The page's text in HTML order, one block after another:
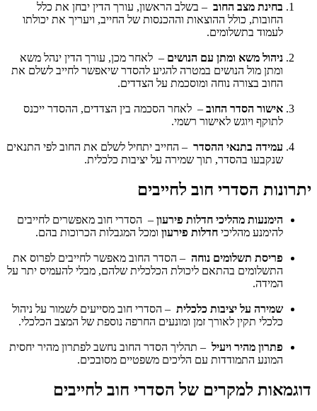
בחינת מצב החוב – בשלב הראשון, עורך הדין יבחן את כלל
החובות, כולל ההוצאות וההכנסות של החייב, ויעריך את יכולתו
לעמוד בתשלומים.
ניהול משא ומתן עם הנושים – לאחר מכן, עורך הדין ינהל משא
ומתן מול הנושים במטרה להגיע להסדר שיאפשר לחייב לשלם את
החוב בצורה נוחה ומוסכמת על הצדדים.
אישור הסדר החוב – לאחר הסכמה בין הצדדים, ההסדר ייכנס
לתוקף ויוגש לאישור רשמי.
עמידה בתנאי ההסדר – החייב יתחיל לשלם את החוב לפי התנאים
שנקבעו בהסדר, תוך שמירה על יציבות כלכלית.
יתרונות הסדרי חוב לחייבים
הימנעות מהליכי חדלות פירעון – הסדרי חוב מאפשרים לחייבים
להימנע מהליכי חדלות פירעון ומכל המגבלות הכרוכות בהם.
פריסת תשלומים נוחה – הסדר החוב מאפשר לחייבים לפרוס את
התשלומים בהתאם ליכולת הכלכלית שלהם, מבלי להעמיס יתר על
המידה.
שמירה על יציבות כלכלית – הסדרי חוב מסייעים לשמור על ניהול
כלכלי תקין לאורך זמן ומונעים החרפה נוספת של המצב הכלכלי.
פתרון מהיר ויעיל – תהליך הסדר החוב נחשב לפתרון מהיר יחסית
המונע התמודדות עם הליכים משפטיים מסובכים.
דוגמאות למקרים של הסדרי חוב לחייבים